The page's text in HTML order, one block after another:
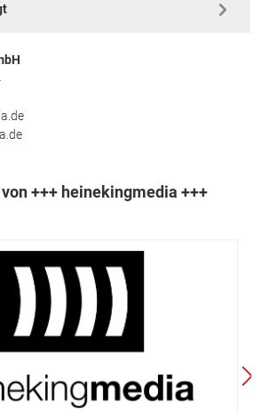
+++ heinekingmedia +++